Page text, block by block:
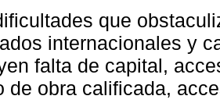
que
internacionales y
falta de capital,
de obra calificada,